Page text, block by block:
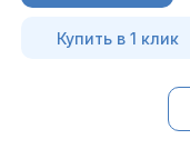
Купить в 1 клик